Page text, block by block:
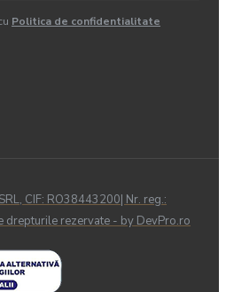
Politica de confidentialitate
CIF: RO38443200| Nr. reg.:
rezervate - by DevPro.ro